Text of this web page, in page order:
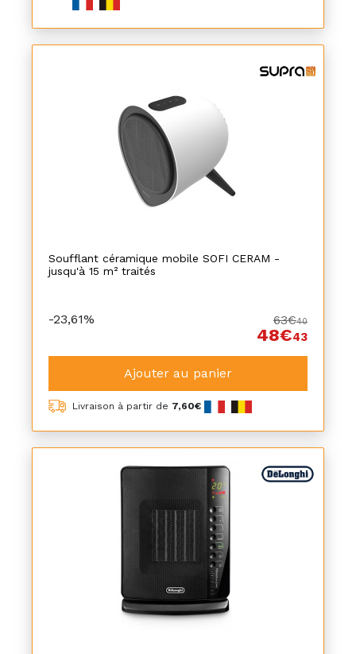
Soufflant céramique mobile SOFI CERAM -
jusqu'à 15 m² traités
-23,61% 63€40
48€43
Ajouter au panier
Livraison à partir de 7,60€